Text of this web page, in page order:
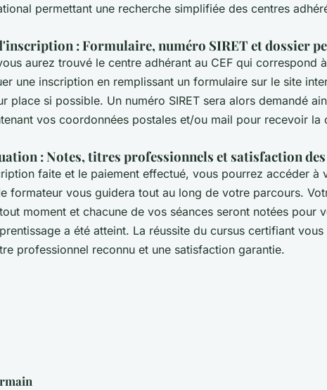
permettant une recherche simplifiée des centres
: Formulaire, numéro SIRET et dossier
aurez trouvé le centre adhérant au CEF qui correspond
une inscription en remplissant un formulaire sur le site
place si possible. Un numéro SIRET sera alors demandé
vos coordonnées postales et/ou mail pour recevoir la
: Notes, titres professionnels et satisfaction
faite et le paiement effectué, vous pourrez accéder à
formateur vous guidera tout au long de votre parcours.
moment et chacune de vos séances seront notées pour
a été atteint. La réussite du cursus certifiant vous
professionnel reconnu et une satisfaction garantie.